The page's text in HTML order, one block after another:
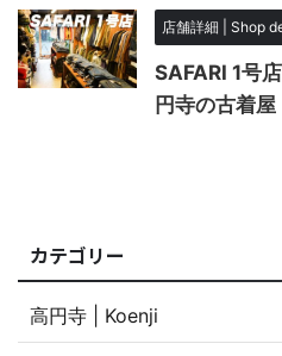
店舗詳細 | Shop
SAFARI 1号
円寺の古着屋
カテゴリー
高円寺 | Koenji